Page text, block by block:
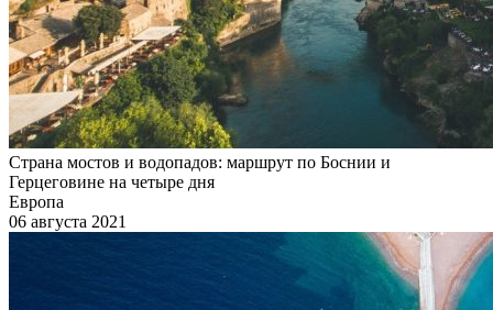
Страна мостов и водопадов: маршрут по Боснии и
Герцеговине на четыре дня
Европа
06 августа 2021